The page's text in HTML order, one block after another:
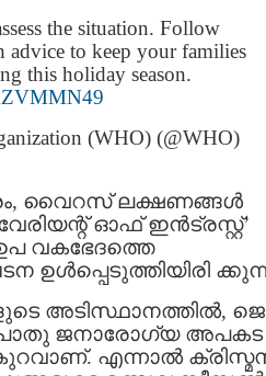
the situation. Follow
advice to keep your families
this holiday season.
(WHO) (@WHO)
വൈറസ്‌ ലക്ഷണങ്ങൾ
ഓഫ് ഇൻട്രസ്റ്റ്’
വകഭേദത്തെ
അടിസ്ഥാനത്തിൽ,
ജനാരോഗ്യ അപകട
എന്നാൽ